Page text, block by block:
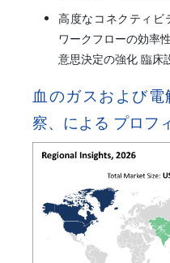
高度なコネクティビ
ワークフローの効率
意思決定の強化 臨床
血のガスおよび
察、による プロフ